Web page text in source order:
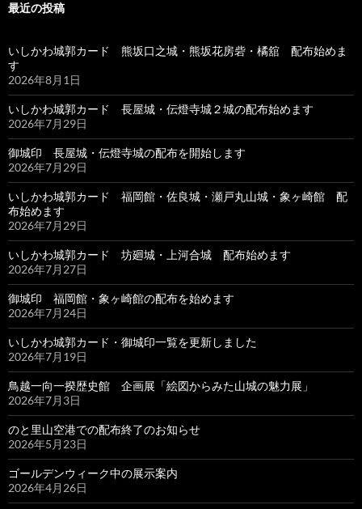
最近の投稿
いしかわ城郭カード 熊坂口之城・熊坂花房砦・橘舘 配布始めま
す
2026年8月1日
いしかわ城郭カード 長屋城・伝燈寺城２城の配布始めます
2026年7月29日
御城印 長屋城・伝燈寺城の配布を開始します
2026年7月29日
いしかわ城郭カード 福岡館・佐良城・瀬戸丸山城・象ヶ崎館 配
布始めます
2026年7月29日
いしかわ城郭カード 坊廻城・上河合城 配布始めます
2026年7月27日
御城印 福岡館・象ヶ崎館の配布を始めます
2026年7月24日
いしかわ城郭カード・御城印一覧を更新しました
2026年7月19日
鳥越一向一揆歴史館 企画展「絵図からみた山城の魅力展」
2026年7月3日
のと里山空港での配布終了のお知らせ
2026年5月23日
ゴールデンウィーク中の展示案内
2026年4月26日